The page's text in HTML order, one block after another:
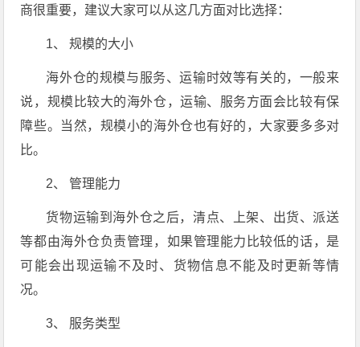
商很重要，建议大家可以从这几方面对比选择：
1、 规模的大小
海外仓的规模与服务、运输时效等有关的，一般来
说，规模比较大的海外仓，运输、服务方面会比较有保
障些。当然，规模小的海外仓也有好的，大家要多多对
比。
2、 管理能力
货物运输到海外仓之后，清点、上架、出货、派送
等都由海外仓负责管理，如果管理能力比较低的话，是
可能会出现运输不及时、货物信息不能及时更新等情
况。
3、 服务类型